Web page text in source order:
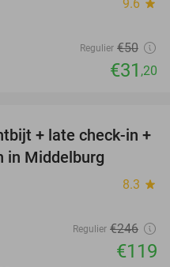
9.6 star
Regulier €50
€31 ,20
52%
+ late check-in +
in Middelburg
8.3 star
Regulier €246
€119